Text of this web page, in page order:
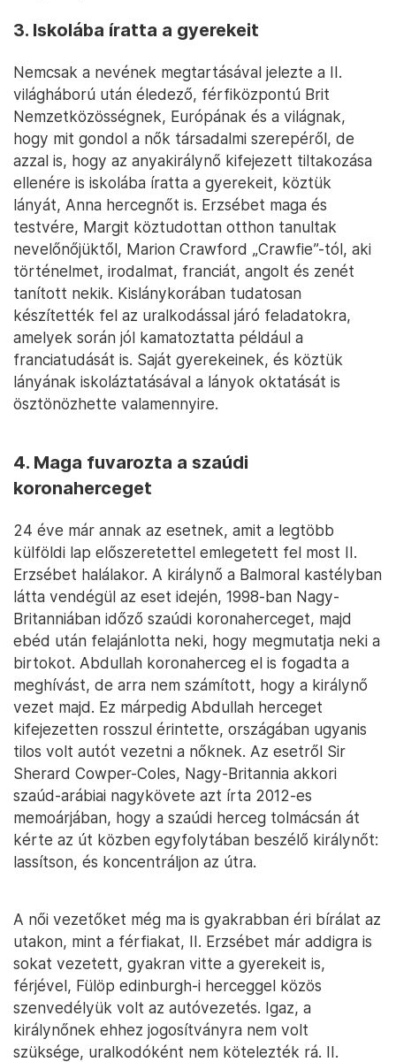
3. Iskolába íratta a gyerekeit
Nemcsak a nevének megtartásával jelezte a II.
világháború után éledező, férfiközpontú Brit
Nemzetközösségnek, Európának és a világnak,
hogy mit gondol a nők társadalmi szerepéről, de
azzal is, hogy az anyakirálynő kifejezett tiltakozása
ellenére is iskolába íratta a gyerekeit, köztük
lányát, Anna hercegnőt is. Erzsébet maga és
testvére, Margit köztudottan otthon tanultak
nevelőnőjüktől, Marion Crawford „Crawfie”-tól, aki
történelmet, irodalmat, franciát, angolt és zenét
tanított nekik. Kislánykorában tudatosan
készítették fel az uralkodással járó feladatokra,
amelyek során jól kamatoztatta például a
franciatudását is. Saját gyerekeinek, és köztük
lányának iskoláztatásával a lányok oktatását is
ösztönözhette valamennyire.
4. Maga fuvarozta a szaúdi
koronaherceget
24 éve már annak az esetnek, amit a legtöbb
külföldi lap előszeretettel emlegetett fel most II.
Erzsébet halálakor. A királynő a Balmoral kastélyban
látta vendégül az eset idején, 1998-ban Nagy-
Britanniában időző szaúdi koronaherceget, majd
ebéd után felajánlotta neki, hogy megmutatja neki a
birtokot. Abdullah koronaherceg el is fogadta a
meghívást, de arra nem számított, hogy a királynő
vezet majd. Ez márpedig Abdullah herceget
kifejezetten rosszul érintette, országában ugyanis
tilos volt autót vezetni a nőknek. Az esetről Sir
Sherard Cowper-Coles, Nagy-Britannia akkori
szaúd-arábiai nagykövete azt írta 2012-es
memoárjában, hogy a szaúdi herceg tolmácsán át
kérte az út közben egyfolytában beszélő királynőt:
lassítson, és koncentráljon az útra.
A női vezetőket még ma is gyakrabban éri bírálat az
utakon, mint a férfiakat, II. Erzsébet már addigra is
sokat vezetett, gyakran vitte a gyerekeit is,
férjével, Fülöp edinburgh-i herceggel közös
szenvedélyük volt az autóvezetés. Igaz, a
királynőnek ehhez jogosítványra nem volt
szüksége, uralkodóként nem kötelezték rá. II.